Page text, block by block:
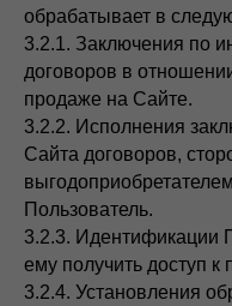
обрабатывает в
3.2.1. Заключения по
договоров в
продаже на Сайте.
3.2.2. Исполнения
Сайта договоров,
Пользователь.
3.2.3. Идентификации
ему получить доступ
3.2.4. Установления